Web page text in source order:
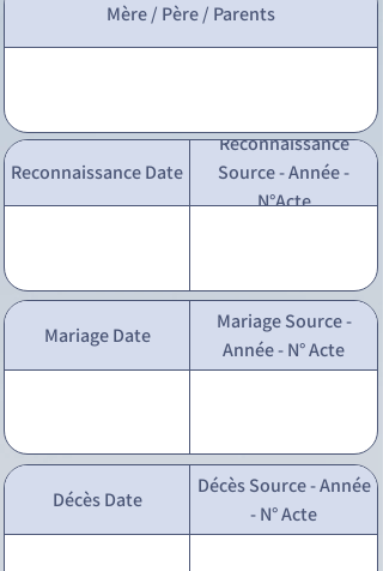
Mère / Père / Parents
Reconnaissance Date
Reconnaissance
Source - Année -
N°Acte
Mariage Date
Mariage Source -
Année - N° Acte
Décès Date
Décès Source - Année
- N° Acte